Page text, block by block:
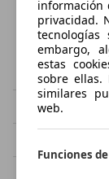
La Pobla de
información
privacidad.
tecnologías
embargo,
estas
sobre ellas.
similares
web.
Funciones